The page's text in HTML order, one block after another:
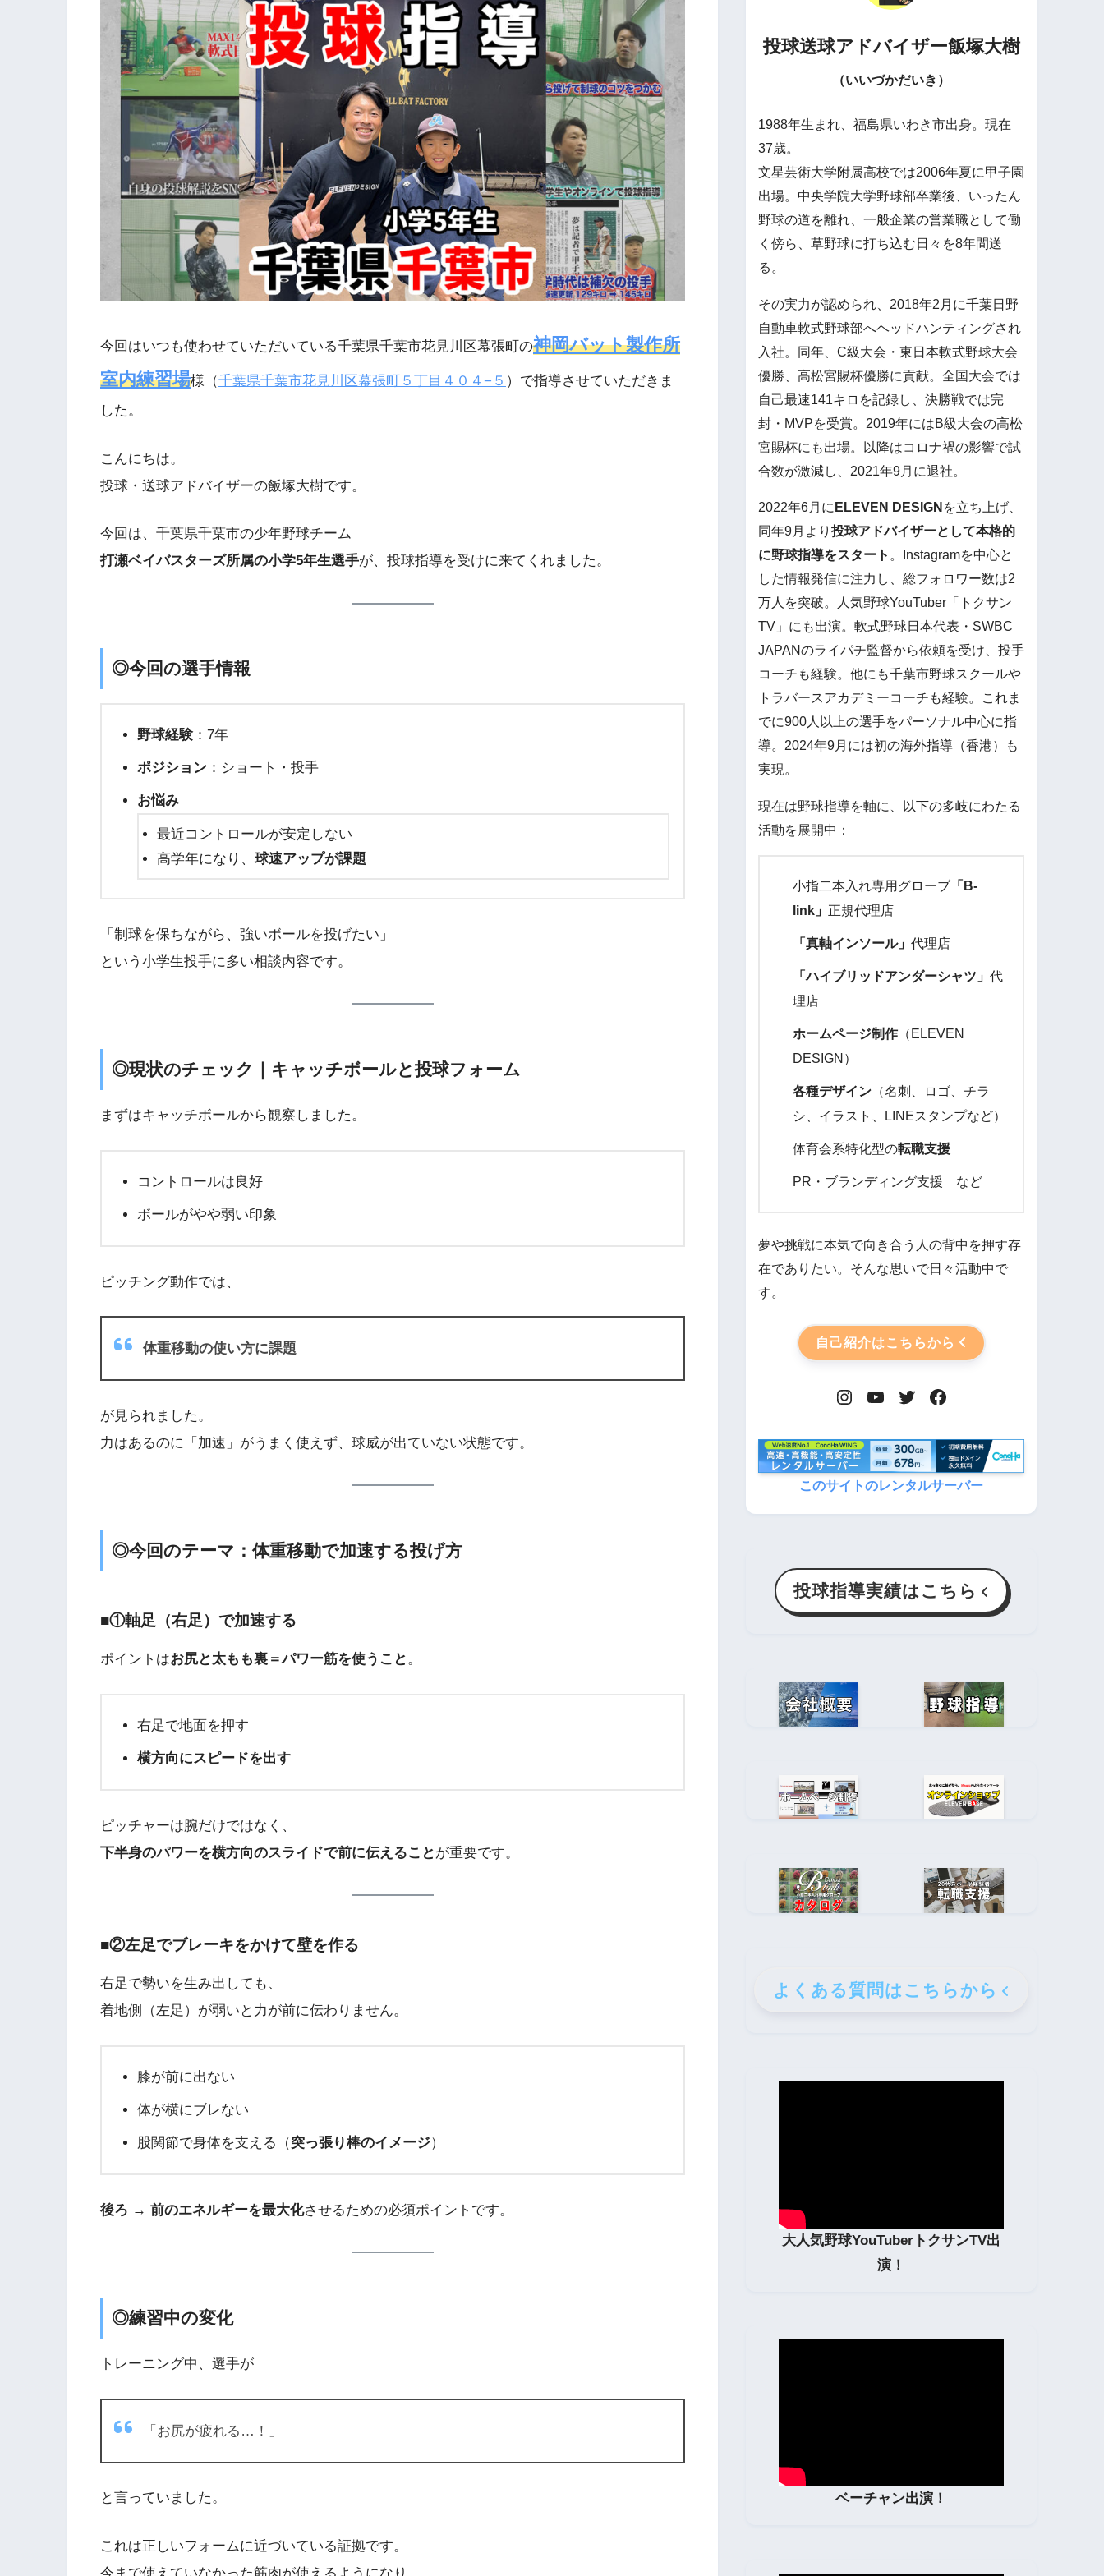
今回はいつも使わせていただいている千葉県千葉市花見川区幕張町の神岡バット製作所
室内練習場様（千葉県千葉市花見川区幕張町５丁目４０４−５ ）で指導させていただきま
した。
こんにちは。
投球・送球アドバイザーの飯塚大樹です。
今回は、千葉県千葉市の少年野球チーム
打瀬ベイバスターズ所属の小学5年生選手が、投球指導を受けに来てくれました。
◎今回の選手情報
野球経験：7年
ポジション：ショート・投手
お悩み
最近コントロールが安定しない
高学年になり、球速アップが課題
「制球を保ちながら、強いボールを投げたい」
という小学生投手に多い相談内容です。
◎現状のチェック｜キャッチボールと投球フォーム
まずはキャッチボールから観察しました。
コントロールは良好
ボールがやや弱い印象
ピッチング動作では、
体重移動の使い方に課題
が見られました。
力はあるのに「加速」がうまく使えず、球威が出ていない状態です。
◎今回のテーマ：体重移動で加速する投げ方
■①軸足（右足）で加速する
ポイントはお尻と太もも裏＝パワー筋を使うこと 。
右足で地面を押す
横方向にスピードを出す
ピッチャーは腕だけではなく、
下半身のパワーを横方向のスライドで前に伝えること が重要です。
■②左足でブレーキをかけて壁を作る
右足で勢いを生み出しても、
着地側（左足）が弱いと力が前に伝わりません。
膝が前に出ない
体が横にブレない
股関節で身体を支える（突っ張り棒のイメージ）
後ろ → 前のエネルギーを最大化させるための必須ポイントです。
◎練習中の変化
トレーニング中、選手が
「お尻が疲れる…！」
と言っていました。
これは正しいフォームに近づいている証拠です。
投球送球アドバイザー飯塚大樹
（いいづかだいき）
1988年生まれ、福島県いわき市出身。現在
37歳。
文星芸術大学附属高校では2006年夏に甲子園
出場。中央学院大学野球部卒業後、いったん
野球の道を離れ、一般企業の営業職として働
く傍ら、草野球に打ち込む日々を8年間送
る。
その実力が認められ、2018年2月に千葉日野
自動車軟式野球部へヘッドハンティングされ
入社。同年、C級大会・東日本軟式野球大会
優勝、高松宮賜杯優勝に貢献。全国大会では
自己最速141キロを記録し、決勝戦では完
封・MVPを受賞。2019年にはB級大会の高松
宮賜杯にも出場。以降はコロナ禍の影響で試
合数が激減し、2021年9月に退社。
2022年6月に ELEVEN DESIGN を立ち上げ、
同年9月より 投球アドバイザーとして本格的
に野球指導をスタート 。Instagramを中心と
した情報発信に注力し、総フォロワー数は2
万人を突破。人気野球YouTuber「トクサン
TV」にも出演。軟式野球日本代表・SWBC
JAPANのライパチ監督から依頼を受け、投手
コーチも経験。他にも千葉市野球スクールや
トラバースアカデミーコーチも経験。これま
でに900人以上の選手をパーソナル中心に指
導。2024年9月には初の海外指導（香港）も
実現。
現在は野球指導を軸に、以下の多岐にわたる
活動を展開中：
小指二本入れ専用グローブ「B-
link」 正規代理店
「真軸インソール」 代理店
「ハイブリッドアンダーシャツ」 代
理店
ホームページ制作（ELEVEN
DESIGN）
各種デザイン（名刺、ロゴ、チラ
シ、イラスト、LINEスタンプなど）
体育会系特化型の転職支援
PR・ブランディング支援 など
夢や挑戦に本気で向き合う人の背中を押す存
在でありたい。そんな思いで日々活動中で
す。
自己紹介はこちらから
このサイトのレンタルサーバー
投球指導実績はこちら
よくある質問はこちらから
大人気野球YouTuberトクサンTV出
演！
ベーチャン出演！